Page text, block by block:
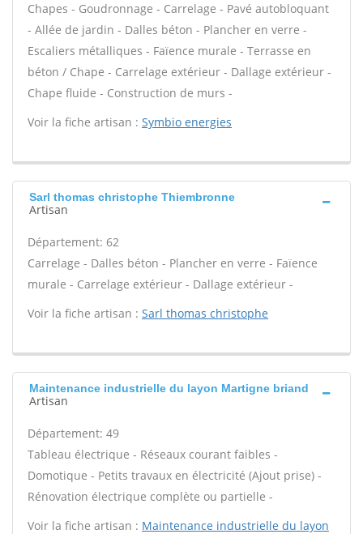
Chapes - Goudronnage - Carrelage - Pavé autobloquant
- Allée de jardin - Dalles béton - Plancher en verre -
Escaliers métalliques - Faïence murale - Terrasse en
béton / Chape - Carrelage extérieur - Dallage extérieur -
Chape fluide - Construction de murs -
Voir la fiche artisan : Symbio energies
Sarl thomas christophe Thiembronne
Artisan
Département: 62
Carrelage - Dalles béton - Plancher en verre - Faïence
murale - Carrelage extérieur - Dallage extérieur -
Voir la fiche artisan : Sarl thomas christophe
Maintenance industrielle du layon Martigne briand
Artisan
Département: 49
Tableau électrique - Réseaux courant faibles -
Domotique - Petits travaux en électricité (Ajout prise) -
Rénovation électrique complète ou partielle -
Voir la fiche artisan : Maintenance industrielle du layon